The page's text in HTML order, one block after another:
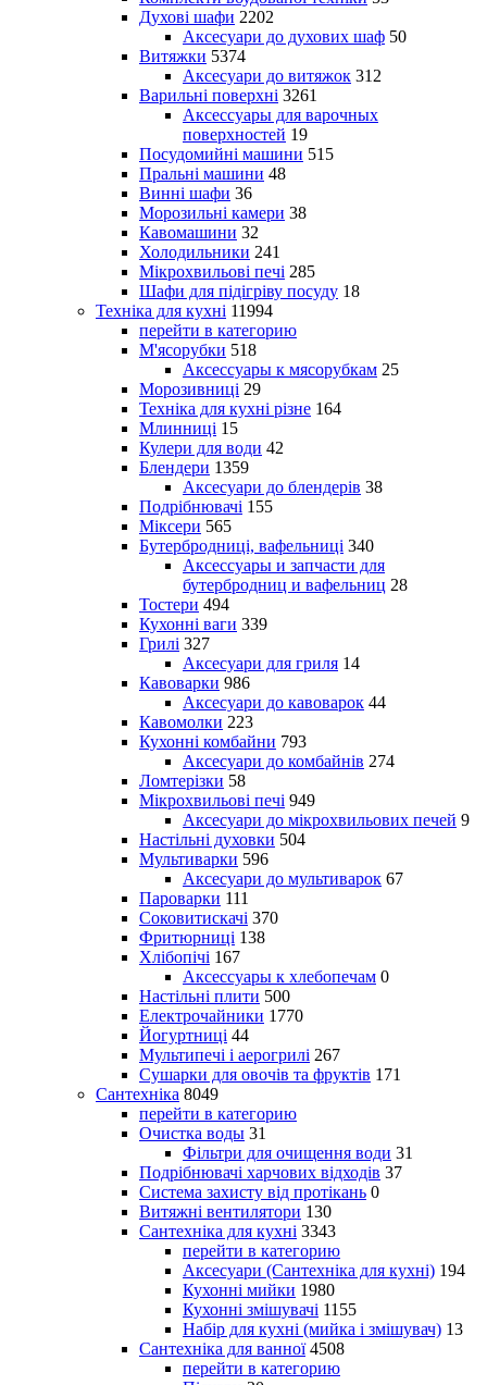
Духові шафи 2202
Аксесуари до духових шаф 50
Витяжки 5374
Аксесуари до витяжок 312
Варильні поверхні 3261
Аксессуары для варочных
поверхностей 19
Посудомийні машини 515
Пральні машини 48
Винні шафи 36
Морозильні камери 38
Кавомашини 32
Холодильники 241
Мікрохвильові печі 285
Шафи для підігріву посуду 18
Техніка для кухні 11994
перейти в категорию
М'ясорубки 518
Аксессуары к мясорубкам 25
Морозивниці 29
Техніка для кухні різне 164
Млинниці 15
Кулери для води 42
Блендери 1359
Аксесуари до блендерів 38
Подрібнювачі 155
Міксери 565
Бутербродниці, вафельниці 340
Аксессуары и запчасти для
бутербродниц и вафельниц 28
Тостери 494
Кухонні ваги 339
Грилі 327
Аксесуари для гриля 14
Кавоварки 986
Аксесуари до кавоварок 44
Кавомолки 223
Кухонні комбайни 793
Аксесуари до комбайнів 274
Ломтерізки 58
Мікрохвильові печі 949
Аксесуари до мікрохвильових печей 9
Настільні духовки 504
Мультиварки 596
Аксесуари до мультиварок 67
Пароварки 111
Соковитискачі 370
Фритюрниці 138
Хлібопічі 167
Аксессуары к хлебопечам 0
Настільні плити 500
Електрочайники 1770
Йогуртниці 44
Мультипечі і аерогрилі 267
Сушарки для овочів та фруктів 171
Сантехніка 8049
перейти в категорию
Очистка воды 31
Фільтри для очищення води 31
Подрібнювачі харчових відходів 37
Система захисту від протікань 0
Витяжні вентилятори 130
Сантехніка для кухні 3343
перейти в категорию
Аксесуари (Сантехніка для кухні) 194
Кухонні мийки 1980
Кухонні змішувачі 1155
Набір для кухні (мийка і змішувач) 13
Сантехніка для ванної 4508
перейти в категорию